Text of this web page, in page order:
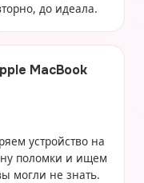
до идеала.
MacBook
устройство на
поломки и ищем
могли не знать.